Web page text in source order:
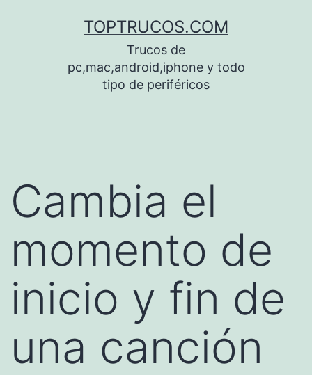
TOPTRUCOS.COM
Trucos de
pc,mac,android,iphone y todo
tipo de periféricos
Cambia el
momento de
inicio y fin de
una canción